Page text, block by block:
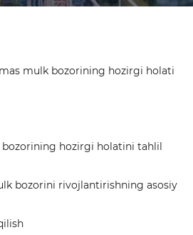
mulk bozorining hozirgi holati
hozirgi holatini tahlil
bozorini rivojlantirishning asosiy